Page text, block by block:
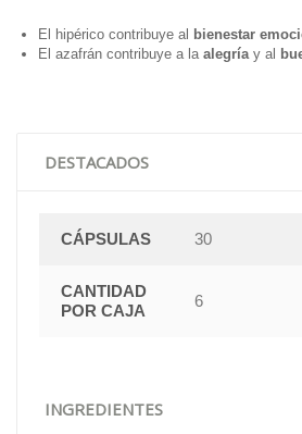
El hipérico contribuye al bienestar
El azafrán contribuye a la alegríay al
DESTACADOS
CÁPSULAS 30
CANTIDAD
POR CAJA
6
INGREDIENTES